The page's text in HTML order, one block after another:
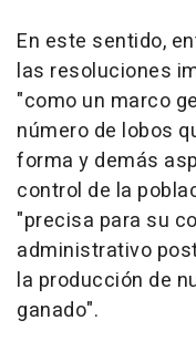
En este sentido,
las resoluciones
"como un marco
número de lobos
forma y demás
control de la
"precisa para su
administrativo
la producción de
ganado".